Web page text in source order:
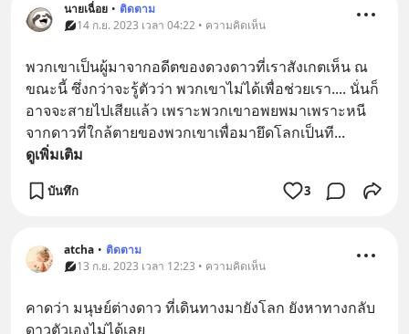
นายเฉื่อย • ติดตาม
14 ก.ย. 2023 เวลา 04:22 • ความคิดเห็น
พวกเขาเป็นผู้มาจากอดีตของดวงดาวที่เราสังเกตเห็น ณ
ขณะนี้ ซึ่งกว่าจะรู้ตัวว่า พวกเขาไม่ได้เพื่อช่วยเรา.... นั่นก็
อาจจะสายไปเสียแล้ว เพราะพวกเขาอพยพมาเพราะหนี
จากดาวที่ใกล้ตายของพวกเขาเพื่อมายึดโลกเป็นที...
ดูเพิ่มเติม
บันทึก 3
atcha • ติดตาม
13 ก.ย. 2023 เวลา 12:23 • ความคิดเห็น
คาดว่า มนุษย์ต่างดาว ที่เดินทางมายังโลก ยังหาทางกลับ
ดาวตัวเองไม่ได้เลย